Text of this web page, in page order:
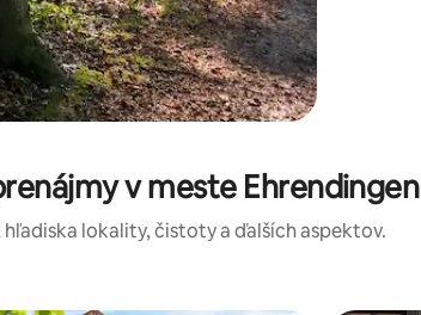
v meste Ehrendingen
lokality, čistoty a ďalších aspektov.